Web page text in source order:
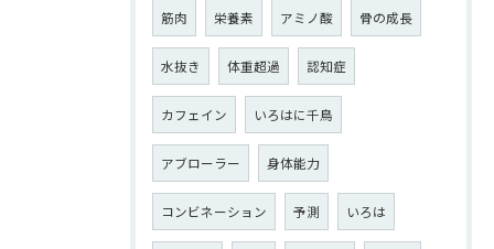
筋肉 栄養素 アミノ酸 骨の成長
水抜き 体重超過 認知症
カフェイン いろはに千鳥
アブローラー 身体能力
コンビネーション 予測 いろは